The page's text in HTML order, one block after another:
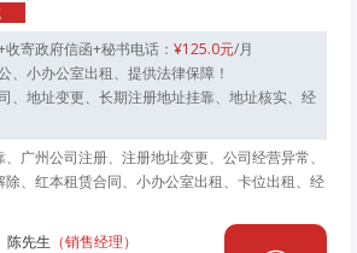
寄政府信函+秘书电话： ¥125.0元/月
、小办公室出租、提供法律保障！
、地址变更、长期注册地址挂靠、地址核实、经
广州公司注册、注册地址变更、公司经营异常、
、红本租赁合同、小办公室出租、卡位出租、经
陈先生 （销售经理）